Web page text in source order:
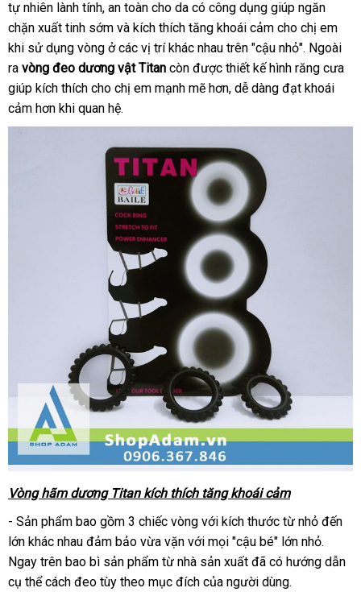
lý
tự nhiên lành tínhbảo
hành
, an toàn cho da có công dụng giúp ngăn
chặn xuất tinh sớm xuất
xứ
và kích thích tăng khoái cảm cho chị em
khi sử dụng vòng ởthông
minh
các vị trí khác nhau trên "cậu nhỏ"nhanh
nhất
. tiết
kiệm
Ngoài
ra vòng đeo dương vật Titan còn nơi
bán
được thiết kế hình răng cưa
giúp kích thích cho chị em mạnh mẽ hơnPháp
, dễ dàng đạt khoái
cảm hơn khi quan hệ.
Vòng
hãm
dương
Titan
kích
thích
Vòng hãm dương Titan kích thích tăng khoái cảm
- Sản phẩm nhập
khẩu
bao gồm 3 chiếc vòng tốt
nhất
với kích thước từ nhỏ đến
lớn khác nhau đảm bảo vừa vặn sửa
chữa
với quà
tặng
mọi "cậu bé" lớn nhỏbảng
giá
.
Ngay trên bao bì sản phẩm từ nhà sản xuất ở
đâu
đã có hướng dẫn
cụ thể cách đeo tùy theo mục đích sửa
của người dùng.